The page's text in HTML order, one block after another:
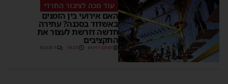
עוד מכה לציבור החרדי
האם אירועי בין הזמנים
באשדוד בסכנה? עתירה
חדשה דורשת לעצור את
התקציבים
מנחם דויטש 14:24 1 תגובות